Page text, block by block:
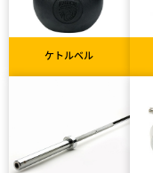
ケトルベル